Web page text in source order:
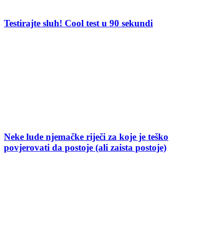
Testirajte sluh! Cool test u 90 sekundi
Neke lude njemačke riječi za koje je teško
povjerovati da postoje (ali zaista postoje)